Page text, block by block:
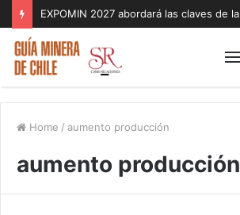
Home / aumento producción
aumento producción